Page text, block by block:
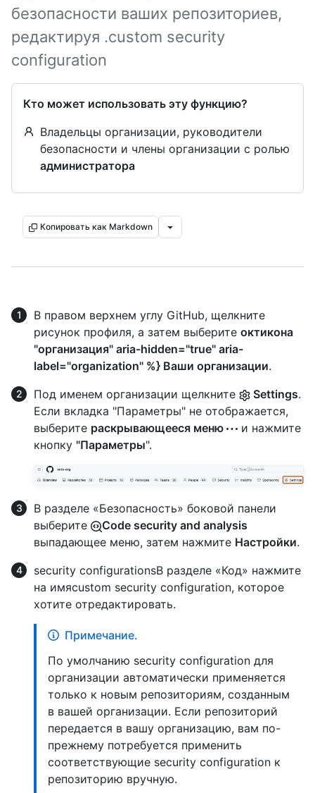
безопасности ваших репозиториев,
редактируя .custom security
configuration
Кто может использовать эту функцию?
Владельцы организации, руководители
безопасности и члены организации с ролью
администратора
Копировать как Markdown
В правом верхнем углу GitHub, щелкните
рисунок профиля, а затем выберите октикона
"организация" aria-hidden="true" aria-
label="organization" %} Ваши организации.
Под именем организации щелкните
Settings.
Если вкладка "Параметры" не отображается,
выберите раскрывающееся меню
и нажмите
кнопку "Параметры".
В разделе «Безопасность» боковой панели
выберите
Code security and analysis
выпадающее меню, затем нажмите Настройки.
security configurationsВ разделе «Код» нажмите
на имяcustom security configuration, которое
хотите отредактировать.
Примечание.
По умолчанию security configuration для
организации автоматически применяется
только к новым репозиториям, созданным
в вашей организации. Если репозиторий
передается в вашу организацию, вам по-
прежнему потребуется применить
соответствующие security configuration к
репозиторию вручную.